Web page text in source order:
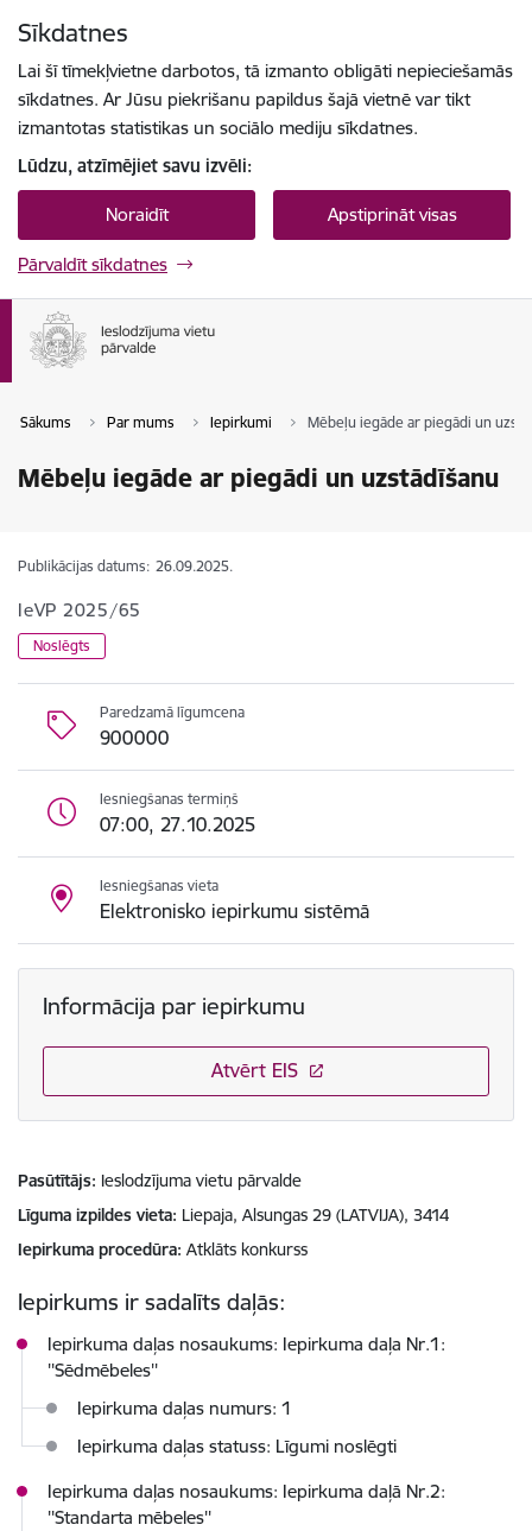
Sīkdatnes
Lai šī tīmekļvietne darbotos, tā izmanto obligāti nepieciešamās
sīkdatnes. Ar Jūsu piekrišanu papildus šajā vietnē var tikt
izmantotas statistikas un sociālo mediju sīkdatnes.
Lūdzu, atzīmējiet savu izvēli:
Noraidīt Apstiprināt visas
Pārvaldīt sīkdatnes
Sākums Par mums Iepirkumi Mēbeļu iegāde ar piegādi un
Mēbeļu iegāde ar piegādi un uzstādīšanu
Publikācijas datums: 26.09.2025.
IeVP 2025/65
Noslēgts
Paredzamā līgumcena
900000
Iesniegšanas termiņš
07:00, 27.10.2025
Iesniegšanas vieta
Elektronisko iepirkumu sistēmā
Informācija par iepirkumu
Atvērt EIS
Pasūtītājs Ieslodzījuma vietu pārvalde
Līguma izpildes vieta Liepaja, Alsungas 29 (LATVIJA), 3414
Iepirkuma procedūra Atklāts konkurss
Iepirkums ir sadalīts daļās:
Iepirkuma daļas nosaukums: Iepirkuma daļa Nr.1:
''Sēdmēbeles''
Iepirkuma daļas numurs: 1
Iepirkuma daļas statuss: Līgumi noslēgti
Iepirkuma daļas nosaukums: Iepirkuma daļā Nr.2:
''Standarta mēbeles''